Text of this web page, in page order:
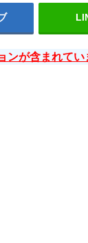
ンが含まれてい